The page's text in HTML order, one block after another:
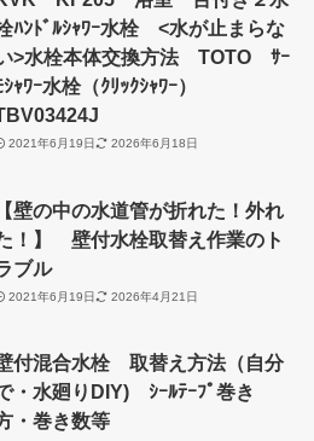
ﾊﾝﾄﾞﾙｼｬﾜｰ水栓 <水が止まらな
>水栓本体交換方法 TOTO ｻｰ
ｼｬﾜｰ水栓（ｸﾘｯｸｼｬﾜｰ）
2021年6月19日 2026年6月18日
【壁の中の水道管が折れた！外れ
！】 壁付水栓取替え作業のト
ブル
2021年6月19日 2026年4月21日
付混合水栓 取替え方法（自分
・水廻りDIY) ｼｰﾙﾃｰﾌﾟ巻き
・巻き数等